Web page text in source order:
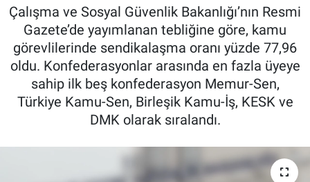
Çalışma ve Sosyal Güvenlik Bakanlığı’nın Resmi
Gazete’de yayımlanan tebliğine göre, kamu
görevlilerinde sendikalaşma oranı yüzde 77,96
oldu. Konfederasyonlar arasında en fazla üyeye
sahip ilk beş konfederasyon Memur-Sen,
Türkiye Kamu-Sen, Birleşik Kamu-İş, KESK ve
DMK olarak sıralandı.